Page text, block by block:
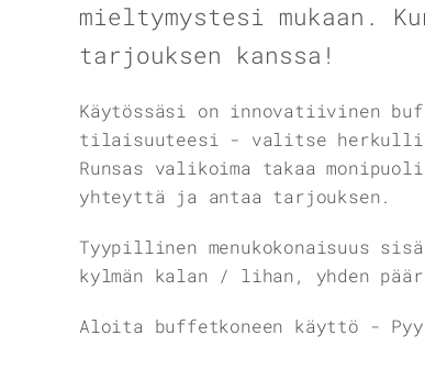
mieltymystesi mukaan.
tarjouksen kanssa!
Käytössäsi on innovatiivinen
tilaisuuteesi - valitse
Runsas valikoima takaa
yhteyttä ja antaa tarjouksen.
Tyypillinen menukokonaisuus
kylmän kalan / lihan, yhden
Aloita buffetkoneen käyttö -